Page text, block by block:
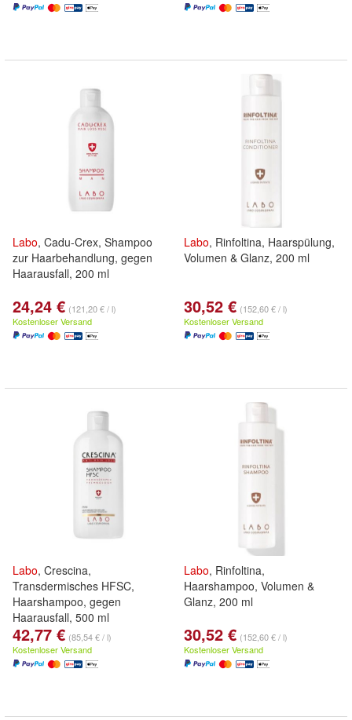
Labo, Cadu-Crex, Shampoo
zur Haarbehandlung, gegen
Haarausfall, 200 ml
24,24 € (121,20 € / l)
Kostenloser Versand
Labo, Rinfoltina, Haarspülung,
Volumen & Glanz, 200 ml
30,52 € (152,60 € / l)
Kostenloser Versand
Labo, Crescina,
Transdermisches HFSC,
Haarshampoo, gegen
Haarausfall, 500 ml
42,77 € (85,54 € / l)
Kostenloser Versand
Labo, Rinfoltina,
Haarshampoo, Volumen &
Glanz, 200 ml
30,52 € (152,60 € / l)
Kostenloser Versand